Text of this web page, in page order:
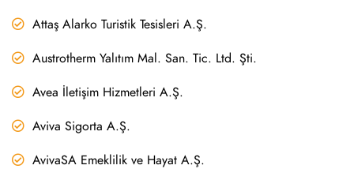
Attaş Alarko Turistik Tesisleri A.Ş.
Austrotherm Yalıtım Mal. San. Tic. Ltd. Şti.
Avea İletişim Hizmetleri A.Ş.
Aviva Sigorta A.Ş.
AvivaSA Emeklilik ve Hayat A.Ş.